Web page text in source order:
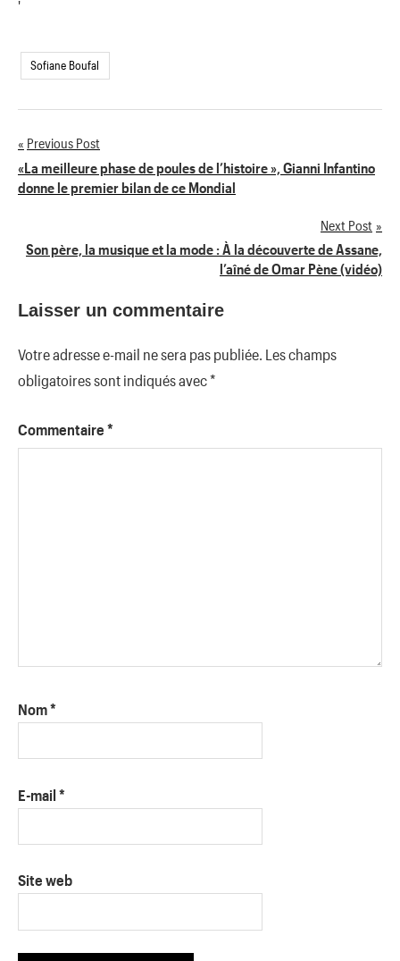
'
Sofiane Boufal
Navigation
de
Previous Post
«La meilleure phase de poules de l’histoire », Gianni Infantino
donne le premier bilan de ce Mondial
Next Post
Son père, la musique et la mode : À la découverte de Assane,
l’aîné de Omar Pène (vidéo)
Laisser un commentaire
Votre adresse e-mail ne sera pas publiée. Les champs
obligatoires sont indiqués avec*
Commentaire *
Nom*
E-mail *
Site web